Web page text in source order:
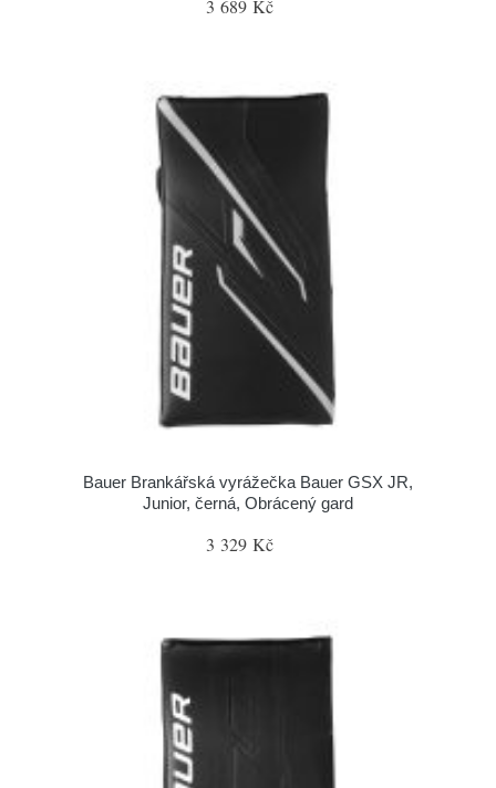
3 689 Kč
Bauer Brankářská vyrážečka Bauer GSX JR,
Junior, černá, Obrácený gard
3 329 Kč